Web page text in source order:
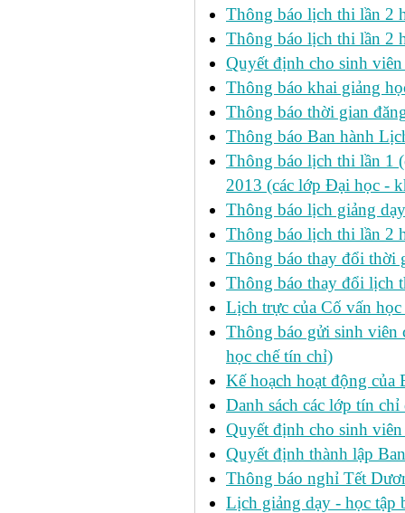
Thông báo lịch thi lần 2
Thông báo lịch thi lần 2
Quyết định cho sinh
Thông báo khai giảng
Thông báo thời gian
Thông báo Ban hành
Thông báo lịch thi lần 1
2013 (các lớp Đại học -
Thông báo lịch giảng
Thông báo lịch thi lần 2
Thông báo thay đổi thời
Thông báo thay đổi lịch
Lịch trực của Cố vấn học
Thông báo gửi sinh viên
học chế tín chỉ)
Kế hoạch hoạt động
Danh sách các lớp tín
Quyết định cho sinh
Quyết định thành lập
Thông báo nghỉ Tết
Lịch giảng dạy - học tập